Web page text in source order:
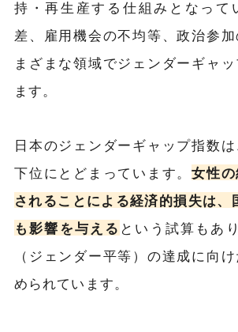
持・再生産する仕組みとなって
差、雇用機会の不均等、政治参
まざまな領域でジェンダーギャ
ます。
日本のジェンダーギャップ指数
下位にとどまっています。女性
されることによる経済的損失は
も影響を与える という試算もあ
（ジェンダー平等）の達成に向
められています。